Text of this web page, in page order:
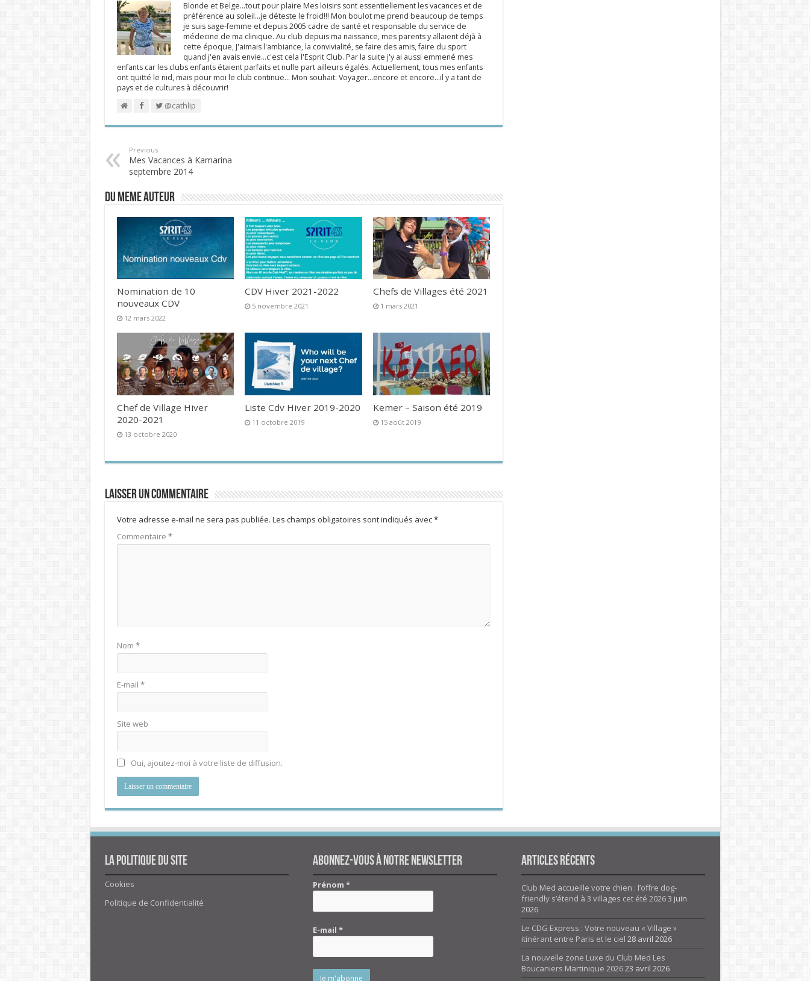
Blonde et Belge...tout pour plaire Mes loisirs sont essentiellement les vacances et de
préférence au soleil...je déteste le froid!!! Mon boulot me prend beaucoup de temps
je suis sage-femme et depuis 2005 cadre de santé et responsable du service de
médecine de ma clinique. Au club depuis ma naissance, mes parents y allaient déjà à
cette époque, J'aimais l'ambiance, la convivialité, se faire des amis, faire du sport
quand j'en avais envie...c'est cela l'Esprit Club. Par la suite j'y ai aussi emmené mes
enfants car les clubs enfants étaient parfaits et nulle part ailleurs égalés. Actuellement, tous mes enfants
ont quitté le nid, mais pour moi le club continue... Mon souhait: Voyager...encore et encore...il y a tant de
pays et de cultures à découvrir!
@cathlip
Previous
Mes Vacances à Kamarina
septembre 2014
DU MEME AUTEUR
Nomination de 10
nouveaux CDV
12 mars 2022
CDV Hiver 2021-2022
5 novembre 2021
Chefs de Villages été 2021
1 mars 2021
Chef de Village Hiver
2020-2021
13 octobre 2020
Liste Cdv Hiver 2019-2020
11 octobre 2019
Kemer – Saison été 2019
15 août 2019
Laisser un commentaire
Votre adresse e-mail ne sera pas publiée. Les champs obligatoires sont indiqués avec*
Commentaire *
Nom *
E-mail *
Site web
Oui, ajoutez-moi à votre liste de diffusion.
La politique du site
Cookies
Politique de Confidentialité
Abonnez-vous à notre newsletter
Prénom*
E-mail*
Articles Récents
Club Med accueille votre chien : l’offre dog-
friendly s’étend à 3 villages cet été 20263 juin
2026
Le CDG Express : Votre nouveau « Village »
itinérant entre Paris et le ciel 28 avril 2026
La nouvelle zone Luxe du Club Med Les
Boucaniers Martinique 202623 avril 2026